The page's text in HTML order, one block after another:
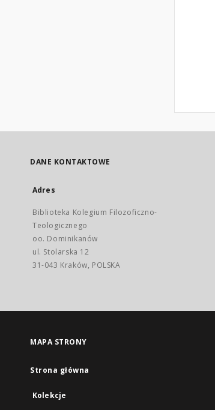
DANE KONTAKTOWE
Adres
Biblioteka Kolegium Filozoficzno-
Teologicznego
oo. Dominikanów
ul. Stolarska 12
31-043 Kraków, POLSKA
MAPA STRONY
Strona główna
Kolekcje